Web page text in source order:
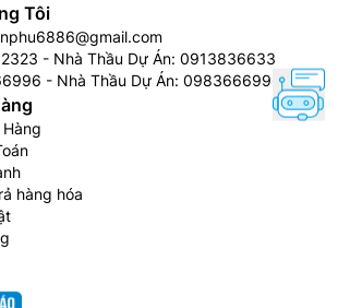
Tôi
- Nhà Thầu Dự Án: 0913836633
- Nhà Thầu Dự Án: 0983666996
hàng hóa